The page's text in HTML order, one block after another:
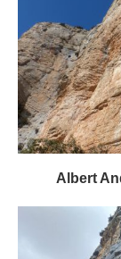
Albert